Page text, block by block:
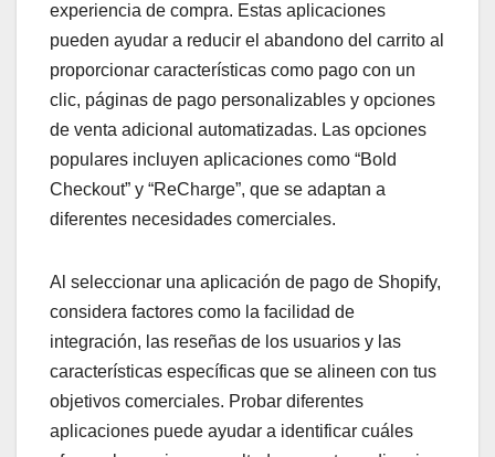
experiencia de compra. Estas aplicaciones
pueden ayudar a reducir el abandono del carrito al
proporcionar características como pago con un
clic, páginas de pago personalizables y opciones
de venta adicional automatizadas. Las opciones
populares incluyen aplicaciones como “Bold
Checkout” y “ReCharge”, que se adaptan a
diferentes necesidades comerciales.
Al seleccionar una aplicación de pago de Shopify,
considera factores como la facilidad de
integración, las reseñas de los usuarios y las
características específicas que se alineen con tus
objetivos comerciales. Probar diferentes
aplicaciones puede ayudar a identificar cuáles